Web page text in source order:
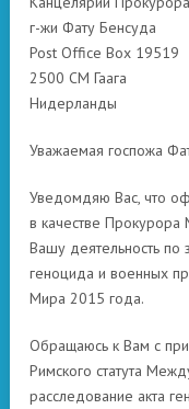
г-жи Фату Бенсуда
Post Office Box 19519
2500 CM Гаага
Нидерланды
Уважаемая госпожа
Уведомдяю Вас, что
в качестве
Вашу деятельность по
геноцида и военных
Мира 2015 года.
Обращаюсь к Вам с
Римского статута
расследование акта